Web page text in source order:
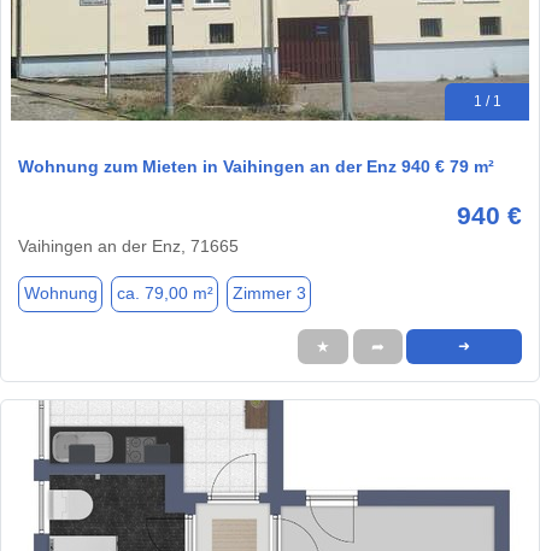
1 / 1
Wohnung zum Mieten in Vaihingen an der Enz 940 € 79 m²
940 €
Vaihingen an der Enz, 71665
Wohnung ca. 79,00 m² Zimmer 3
★ ➦ ➜